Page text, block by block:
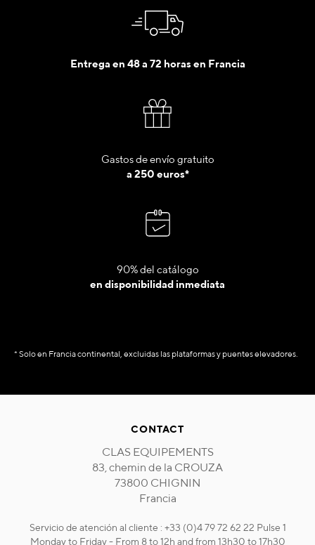
Entrega en 48 a 72 horas en Francia
Gastos de envío gratuito
a 250 euros*
90% del catálogo
en disponibilidad inmediata
* Solo en Francia continental, excluidas las plataformas y puentes elevadores.
CONTACT
CLAS EQUIPEMENTS
83, chemin de la CROUZA
73800 CHIGNIN
Francia
Servicio de atención al cliente : +33 (0)4 79 72 62 22 Pulse 1
Monday to Friday - From 8 to 12h and from 13h30 to 17h30